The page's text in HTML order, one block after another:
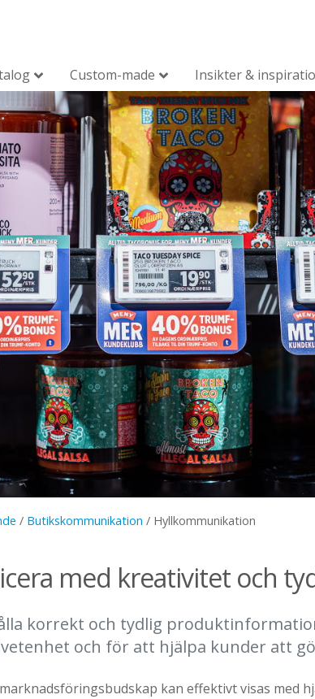
Custom-made Insikter &
/ Butikskommunikation / Hyllkommunikation
med kreativitet och
korrekt och tydlig
och för att hjälpa kunder att
kan effektivt visas med